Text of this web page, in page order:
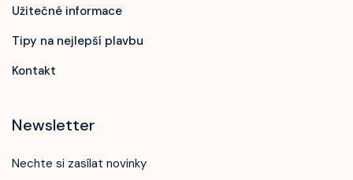
Užitečné informace
Tipy na nejlepší plavbu
Kontakt
Newsletter
Nechte si zasílat novinky